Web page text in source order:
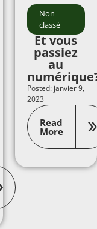
Non
classé
Et vous
passiez
au
Posted: janvier 9,
2023
Read
More